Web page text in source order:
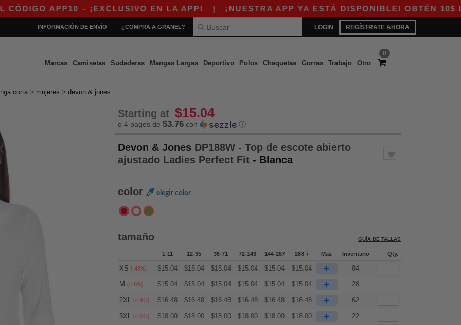
APP10 – ¡EXCLUSIVO EN LA APP!|¡NUESTRA APP YA ESTÁ DISPONIBLE! OBTÉN 10$ DE
LOGIN REGÍSTRATE AHORA
INFORMACIÓN DE ENVÍO ¿COMPRA A GRANEL?
0
Marcas Camisetas Sudaderas Mangas Largas Deportivo Polos Chaquetas Gorras Trabajo Otro
corta > mujeres > devon & jones
Starting at $15.04
o 4 pagos de $3.76 con ⓘ
Devon & Jones DP188W - Top de escote abierto
ajustado Ladies Perfect Fit - Blanca
color elegir color
tamaño GUÍA DE TALLAS
1-11 12-35 36-71 72-143 144-287 288 + Mas Inventario Qty.
XS (-48%) $15.04 $15.04 $15.04 $15.04 $15.04 $15.04 + 84
M (-48%) $15.04 $15.04 $15.04 $15.04 $15.04 $15.04 + 28
2XL (-49%) $16.48 $16.48 $16.48 $16.48 $16.48 $16.48 + 62
3XL (-46%) $18.00 $18.00 $18.00 $18.00 $18.00 $18.00 + 22